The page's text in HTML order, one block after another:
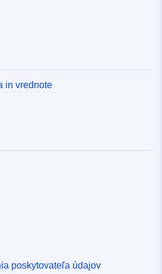
in vrednote
poskytovateľa údajov